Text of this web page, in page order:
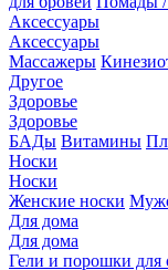
Аксессуары
Аксессуары
Массажеры
Другое
Здоровье
Здоровье
БАДы Витамины
Носки
Носки
Женские носки
Для дома
Для дома
Гели и порошки для